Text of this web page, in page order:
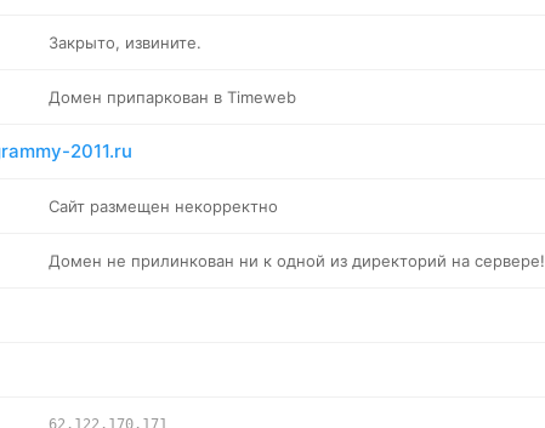
Закрыто, извините.
Домен припаркован в Timeweb
2011.ru
Сайт размещен некорректно
Домен не прилинкован ни к одной из директорий на сервере!
62.122.170.171